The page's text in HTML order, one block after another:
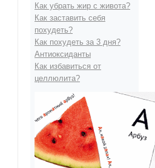
Как убрать жир с живота?
Как заставить себя
похудеть?
Как похудеть за 3 дня?
Антиоксиданты
Как избавиться от
целлюлита?